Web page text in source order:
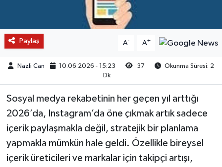
Paylaş A- A+
Nazli Can 10.06.2026 - 15:23 37
Okunma Süresi: 2
Dk
Sosyal medya rekabetinin her geçen yıl arttığı
2026’da, Instagram’da öne çıkmak artık sadece
içerik paylaşmakla değil, stratejik bir planlama
yapmakla mümkün hale geldi. Özellikle bireysel
içerik üreticileri ve markalar için takipçi artışı,